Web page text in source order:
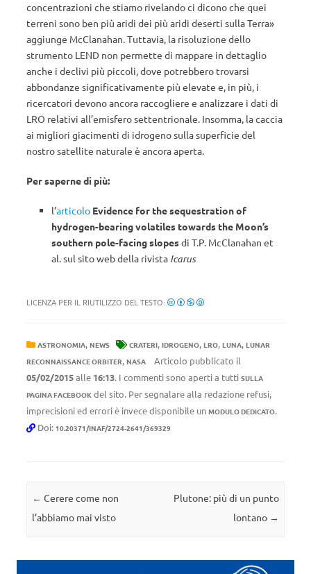
concentrazioni che stiamo rivelando ci dicono che quei
terreni sono ben più aridi dei più aridi deserti sulla Terra»
aggiunge McClanahan. Tuttavia, la risoluzione dello
strumento LEND non permette di mappare in dettaglio
anche i declivi più piccoli, dove potrebbero trovarsi
abbondanze significativamente più elevate e, in più, i
ricercatori devono ancora raccogliere e analizzare i dati di
LRO relativi all’emisfero settentrionale. Insomma, la caccia
ai migliori giacimenti di idrogeno sulla superficie del
nostro satellite naturale è ancora aperta.
Per saperne di più:
l’articolo Evidence for the sequestration of
hydrogen-bearing volatiles towards the Moon’s
southern pole-facing slopesdi T.P. McClanahan et
al. sul sito web della rivista Icarus
LICENZA PER IL RIUTILIZZO DEL TESTO:
ASTRONOMIA, NEWS CRATERI, IDROGENO, LRO, LUNA, LUNAR
RECONNAISSANCE ORBITER, NASA
Articolo pubblicato il
05/02/2015alle 16:13. I commenti sono aperti a tutti SULLA
PAGINA FACEBOOK del sito. Per segnalare alla redazione refusi,
imprecisioni ed errori è invece disponibile un MODULO DEDICATO.
Doi: 10.20371/INAF/2724-2641/369329
Navigazione articolo
← Cerere come non
l’abbiamo mai visto
Plutone: più di un punto
lontano →